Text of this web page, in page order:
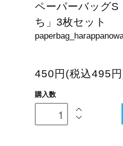
ペーパーバッグS
ち」3枚セット
450円(税込495
購入数